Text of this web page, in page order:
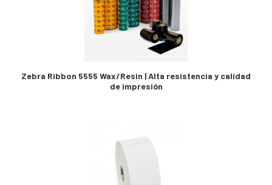
Zebra Ribbon 5555 Wax/Resin | Alta resistencia y calidad
de impresión